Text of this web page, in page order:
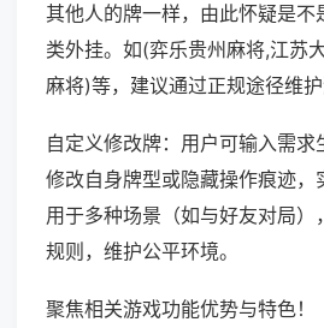
其他人的牌一样，由此怀疑是不
类外挂。如(弈乐贵州麻将,江苏
麻将)等，建议通过正规途径维护
自定义修改牌：用户可输入需求
修改自身牌型或隐藏操作痕迹，
用于多种场景（如与好友对局）
规则，维护公平环境。
聚焦相关游戏功能优势与特色！